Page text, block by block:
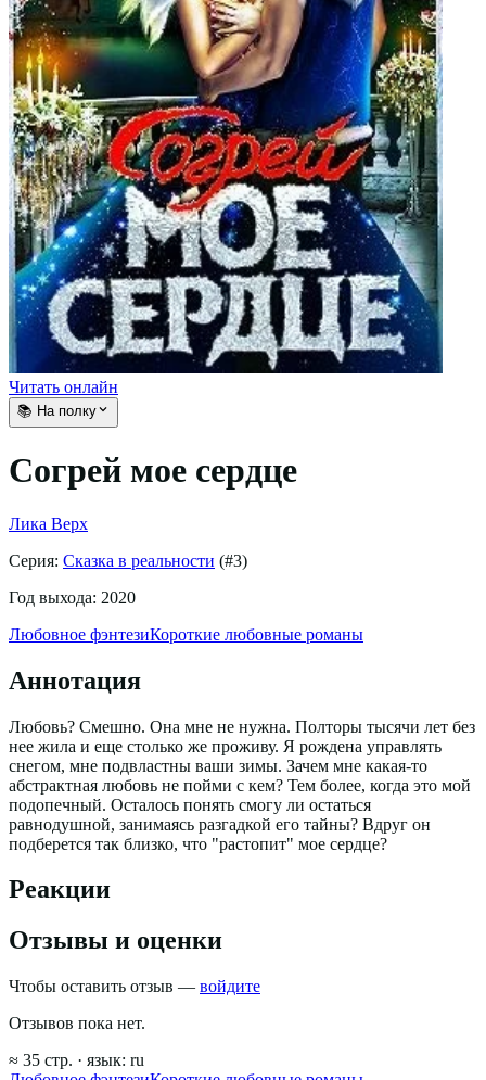
Читать онлайн
📚 На полку
Согрей мое сердце
Лика Верх
Серия: Сказка в реальности (#3)
Год выхода: 2020
Любовное фэнтезиКороткие любовные романы
Аннотация
Любовь? Смешно. Она мне не нужна. Полторы тысячи лет без
нее жила и еще столько же проживу. Я рождена управлять
снегом, мне подвластны ваши зимы. Зачем мне какая-то
абстрактная любовь не пойми с кем? Тем более, когда это мой
подопечный. Осталось понять смогу ли остаться
равнодушной, занимаясь разгадкой его тайны? Вдруг он
подберется так близко, что "растопит" мое сердце?
Реакции
Отзывы и оценки
Чтобы оставить отзыв — войдите
Отзывов пока нет.
≈ 35 стр. · язык: ru